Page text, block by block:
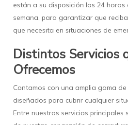
están a su disposición las 24
semana, para garantizar que
que necesita en situaciones de
Distintos Servicios
Ofrecemos
Contamos con una amplia gama
diseñados para cubrir cualquier
Entre nuestros servicios principales